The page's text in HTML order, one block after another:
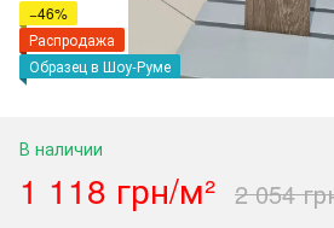
−46%
Распродажа
Образец в Шоу-Руме
В наличии
1 118 грн/м² 2 054